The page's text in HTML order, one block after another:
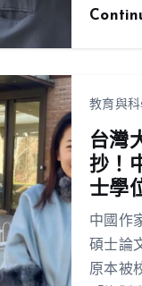
教育與
台灣
抄！
士學
中國作
碩士論
原本被